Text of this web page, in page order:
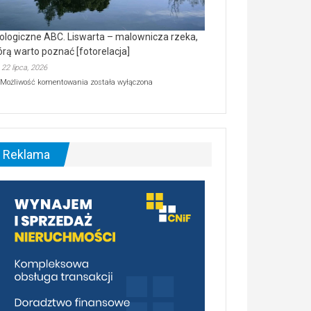
ABC. Liswarta – malownicza rzeka,
warto poznać [fotorelacja]
22 lipca, 2026
Możliwość komentowania Ekologiczne
–
malownicza
[fotorelacja]
została wyłączona
Reklama